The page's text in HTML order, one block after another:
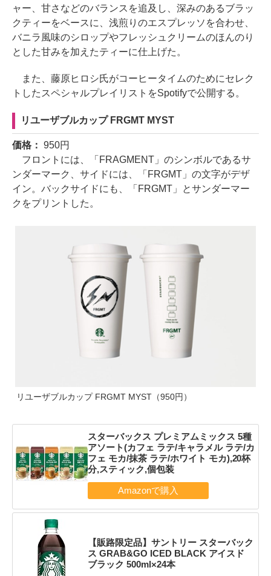
ャー、甘さなどのバランスを追及し、深みのあるブラッ
クティーをベースに、浅煎りのエスプレッソを合わせ、
バニラ風味のシロップやフレッシュクリームのほんのり
とした甘みを加えたティーに仕上げた。
また、藤原ヒロシ氏がコーヒータイムのためにセレク
トしたスペシャルプレイリストをSpotifyで公開する。
リユーザブルカップ FRGMT MYST
価格： 950円
フロントには、「FRAGMENT」のシンボルであるサ
ンダーマーク、サイドには、「FRGMT」の文字がデザ
イン。バックサイドにも、「FRGMT」とサンダーマー
クをプリントした。
リユーザブルカップ FRGMT MYST（950円）
スターバックス プレミアムミックス 5種
アソート(カフェ ラテ/キャラメル ラテ/カ
フェ モカ/抹茶 ラテ/ホワイト モカ),20杯
分,スティック,個包装
【販路限定品】サントリー スターバック
ス GRAB&GO ICED BLACK アイスド
ブラック 500ml×24本